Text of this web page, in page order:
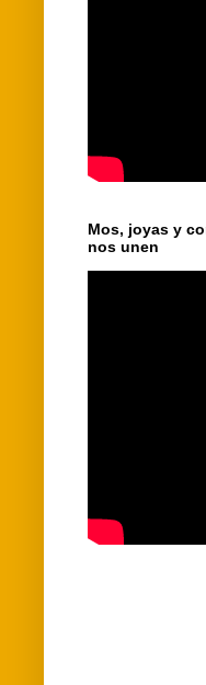
Mos, joyas y
nos unen